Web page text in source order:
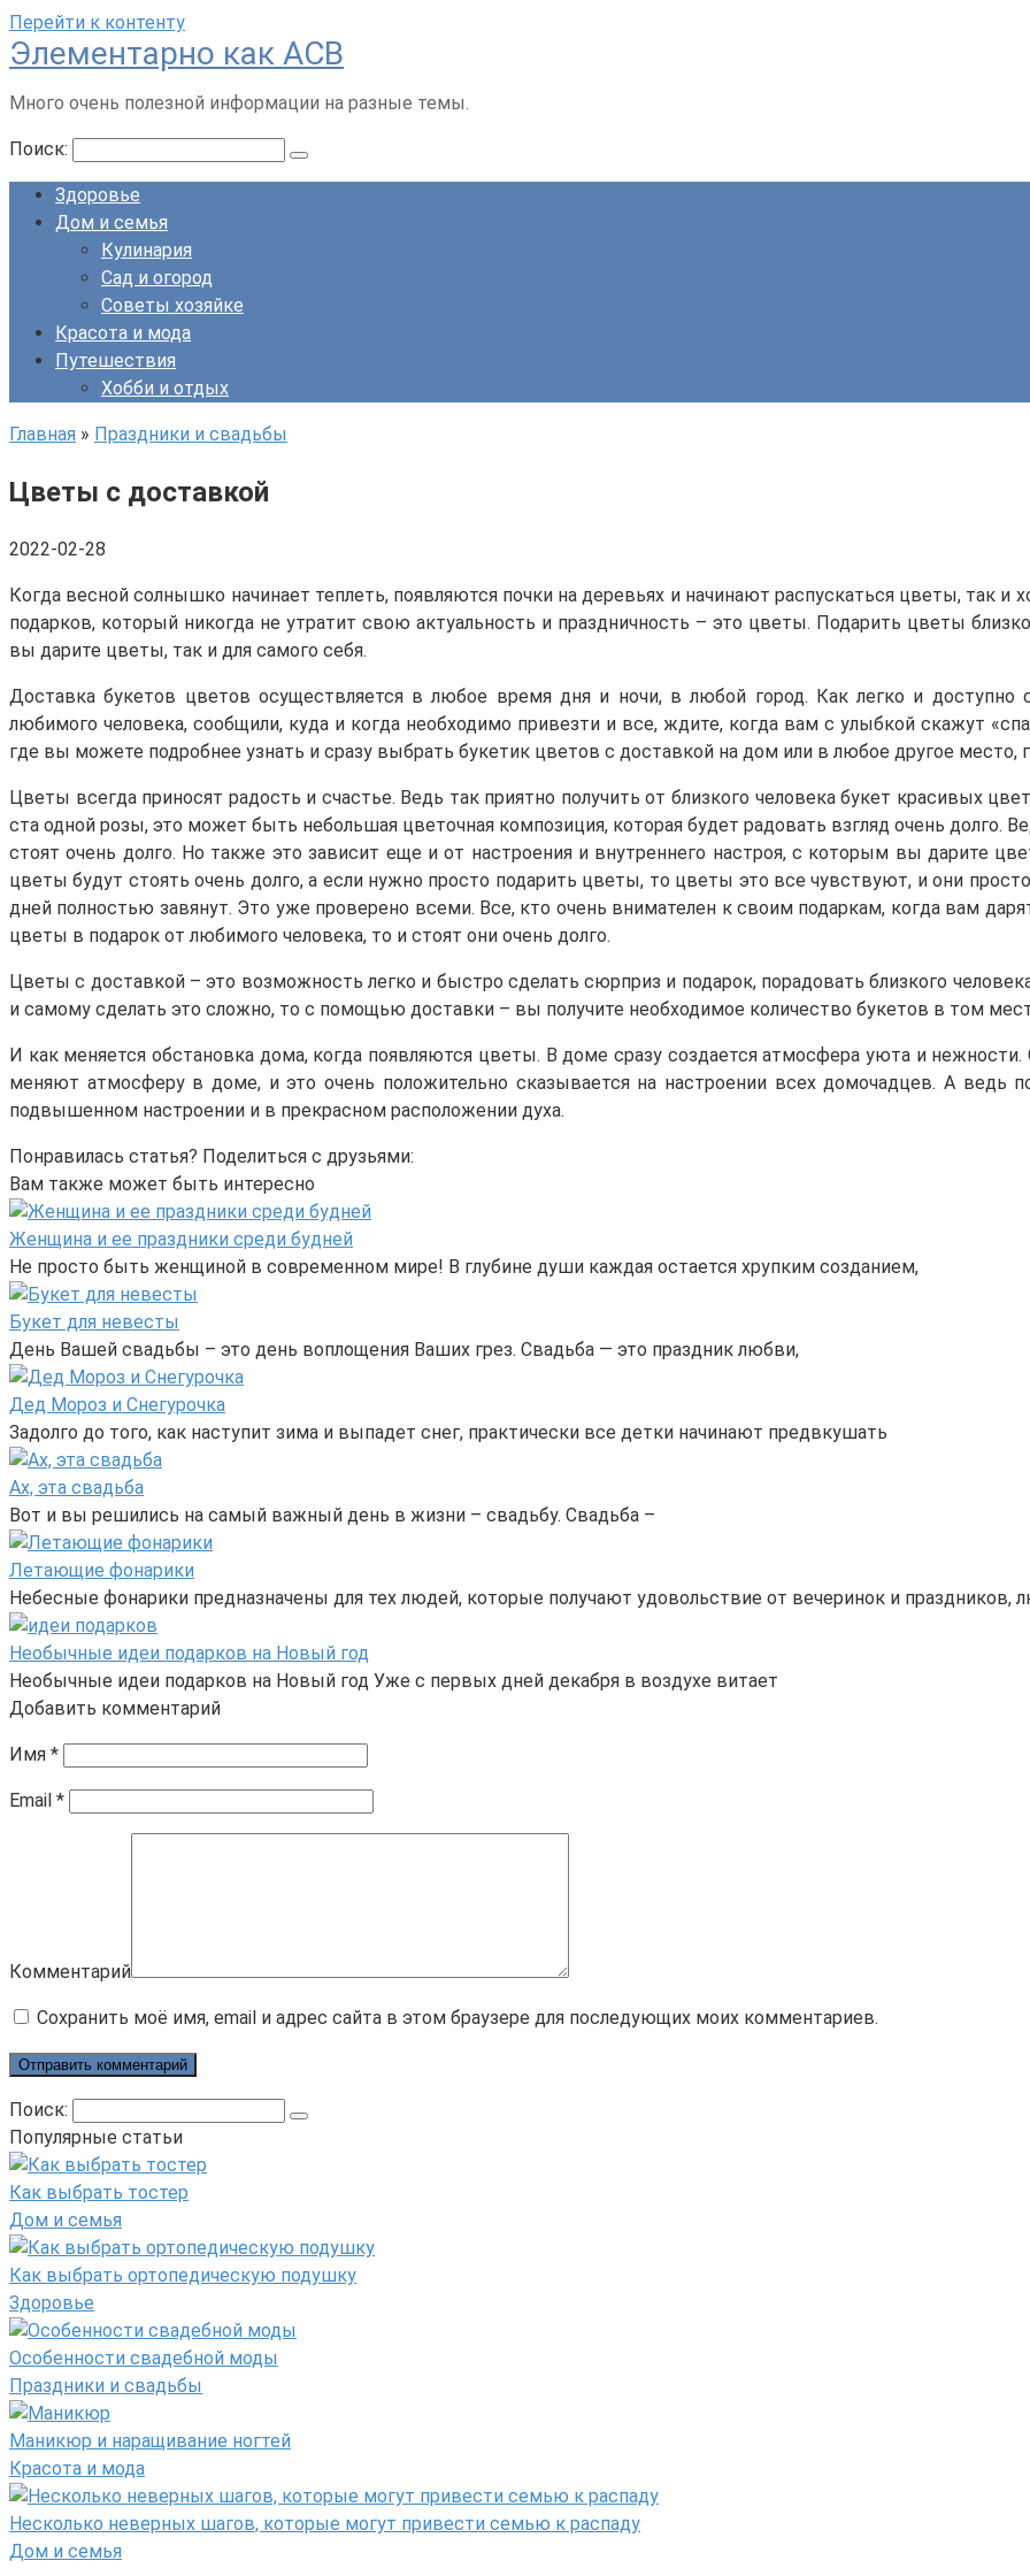
Перейти к контенту
Элементарно как ACB
Много очень полезной информации на разные темы.
Поиск:
Здоровье
Дом и семья
Кулинария
Сад и огород
Советы хозяйке
Красота и мода
Путешествия
Хобби и отдых
Главная » Праздники и свадьбы
Цветы с доставкой
2022-02-28
Когда весной солнышко начинает теплеть, появляются почки на деревьях и начинают распускаться цветы, так
подарков, который никогда не утратит свою актуальность и праздничность – это цветы. Подарить цветы
вы дарите цветы, так и для самого себя.
Доставка букетов цветов осуществляется в любое время дня и ночи, в любой город. Как легко и доступно
любимого человека, сообщили, куда и когда необходимо привезти и все, ждите, когда вам с улыбкой скажут
где вы можете подробнее узнать и сразу выбрать букетик цветов с доставкой на дом или в любое другое место,
Цветы всегда приносят радость и счастье. Ведь так приятно получить от близкого человека букет красивых
ста одной розы, это может быть небольшая цветочная композиция, которая будет радовать взгляд очень
стоят очень долго. Но также это зависит еще и от настроения и внутреннего настроя, с которым вы дарите
цветы будут стоять очень долго, а если нужно просто подарить цветы, то цветы это все чувствуют, и они
дней полностью завянут. Это уже проверено всеми. Все, кто очень внимателен к своим подаркам, когда вам
цветы в подарок от любимого человека, то и стоят они очень долго.
Цветы с доставкой – это возможность легко и быстро сделать сюрприз и подарок, порадовать близкого
и самому сделать это сложно, то с помощью доставки – вы получите необходимое количество букетов в том
И как меняется обстановка дома, когда появляются цветы. В доме сразу создается атмосфера уюта и
меняют атмосферу в доме, и это очень положительно сказывается на настроении всех домочадцев. А
подвышенном настроении и в прекрасном расположении духа.
Понравилась статья? Поделиться с друзьями:
Вам также может быть интересно
Женщина и ее праздники среди будней
Не просто быть женщиной в современном мире! В глубине души каждая остается хрупким созданием,
Букет для невесты
День Вашей свадьбы – это день воплощения Ваших грез. Свадьба — это праздник любви,
Дед Мороз и Снегурочка
Задолго до того, как наступит зима и выпадет снег, практически все детки начинают предвкушать
Ах, эта свадьба
Вот и вы решились на самый важный день в жизни – свадьбу. Свадьба –
Летающие фонарики
Небесные фонарики предназначены для тех людей, которые получают удовольствие от вечеринок и праздников,
Необычные идеи подарков на Новый год
Необычные идеи подарков на Новый год Уже с первых дней декабря в воздухе витает
Добавить комментарий
Имя *
Email *
Комментарий
Сохранить моё имя, email и адрес сайта в этом браузере для последующих моих комментариев.
Поиск:
Популярные статьи
Как выбрать тостер
Дом и семья
Как выбрать ортопедическую подушку
Здоровье
Особенности свадебной моды
Праздники и свадьбы
Маникюр и наращивание ногтей
Красота и мода
Несколько неверных шагов, которые могут привести семью к распаду
Дом и семья